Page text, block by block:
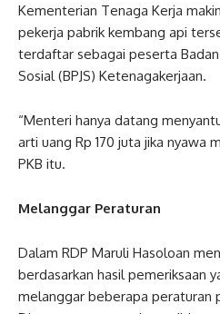
Kementerian Tenaga Kerja
pekerja pabrik kembang api
terdaftar sebagai peserta
Sosial (BPJS) Ketenagakerjaan.
“Menteri hanya datang
arti uang Rp 170 juta jika nyawa
PKB itu.
Melanggar Peraturan
Dalam RDP Maruli Hasoloan
berdasarkan hasil pemeriksaan
melanggar beberapa peraturan